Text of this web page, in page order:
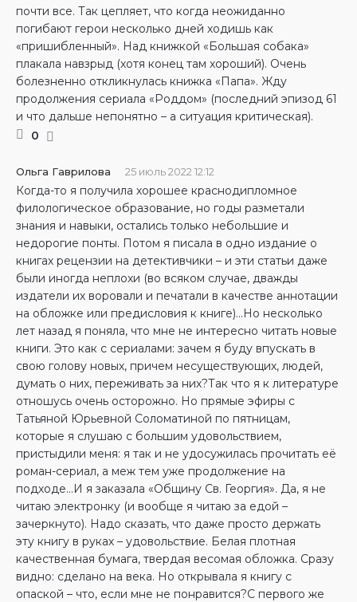
почти все. Так цепляет, что когда неожиданно
погибают герои несколько дней ходишь как
«пришибленный». Над книжкой «Большая собака»
плакала навзрыд (хотя конец там хороший). Очень
болезненно откликнулась книжка «Папа». Жду
продолжения сериала «Роддом» (последний эпизод 61
и что дальше непонятно – а ситуация критическая).
0
Ольга Гаврилова 25 июль 2022 12:12
Когда-то я получила хорошее краснодипломное
филологическое образование, но годы разметали
знания и навыки, остались только небольшие и
недорогие понты. Потом я писала в одно издание о
книгах рецензии на детективчики – и эти статьи даже
были иногда неплохи (во всяком случае, дважды
издатели их воровали и печатали в качестве аннотации
на обложке или предисловия к книге)…Но несколько
лет назад я поняла, что мне не интересно читать новые
книги. Это как с сериалами: зачем я буду впускать в
свою голову новых, причем несуществующих, людей,
думать о них, переживать за них?Так что я к литературе
отношусь очень осторожно. Но прямые эфиры с
Татьяной Юрьевной Соломатиной по пятницам,
которые я слушаю с большим удовольствием,
пристыдили меня: я так и не удосужилась прочитать её
роман-сериал, а меж тем уже продолжение на
подходе…И я заказала «Общину Св. Георгия». Да, я не
читаю электронку (и вообще я читаю за едой –
зачеркнуто). Надо сказать, что даже просто держать
эту книгу в руках – удовольствие. Белая плотная
качественная бумага, твердая весомая обложка. Сразу
видно: сделано на века. Но открывала я книгу с
опаской – что, если мне не понравится?С первого же